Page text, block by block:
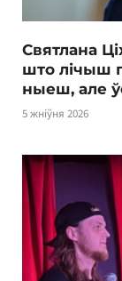
Святлана
што лічыш
ныеш, але
5 жніўня 2026